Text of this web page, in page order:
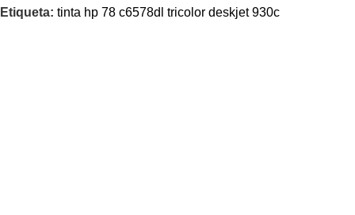
Etiqueta: tinta hp 78 c6578dl tricolor deskjet 930c